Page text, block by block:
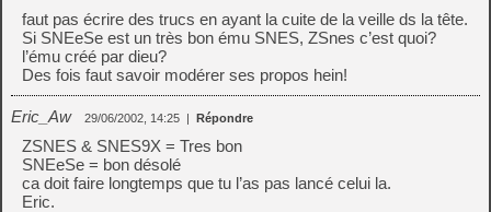
faut pas écrire des trucs en ayant la cuite de la veille ds la tête.
Si SNEeSe est un très bon ému SNES, ZSnes c’est quoi?
l’ému créé par dieu?
Des fois faut savoir modérer ses propos hein!
Eric_Aw 29/06/2002, 14:25 | Répondre
ZSNES & SNES9X = Tres bon
SNEeSe = bon désolé
ca doit faire longtemps que tu l’as pas lancé celui la.
Eric.